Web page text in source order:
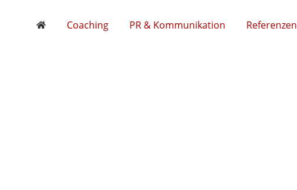
Coaching PR & Kommunikation Referenzen